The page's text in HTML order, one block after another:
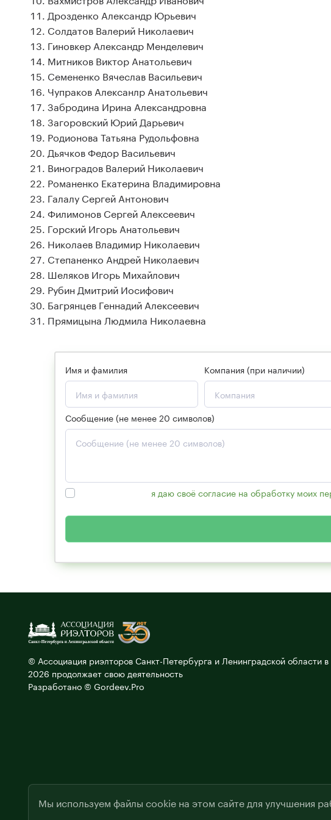
Дрозденко Александр Юрьевич
Солдатов Валерий Николаевич
Гиновкер Александр Менделевич
Митников Виктор Анатольевич
Семененко Вячеслав Васильевич
Чупраков Алексанлр Анатольевич
Забродина Ирина Александровна
Загоровский Юрий Дарьевич
Родионова Татьяна Рудольфовна
Дьячков Федор Васильевич
Виноградов Валерий Николаевич
Романенко Екатерина Владимировна
Галалу Сергей Антонович
Филимонов Сергей Алексеевич
Горский Игорь Анатольевич
Николаев Владимир Николаевич
Степаненко Андрей Николаевич
Шеляков Игорь Михайлович
Рубин Дмитрий Иосифович
Багрянцев Геннадий Алексеевич
Прямицына
Имя и фамилия Компания (при наличии)
Сообщение (не менее 20 символов)
я даю своё согласие на обработку моих
© Ассоциация риэлторов Санкт-Петербурга и Ленинградской области в
2026 продолжает свою деятельность
Разработано © Gordeev.Pro
Мы используем файлы cookie на этом сайте для улучшения